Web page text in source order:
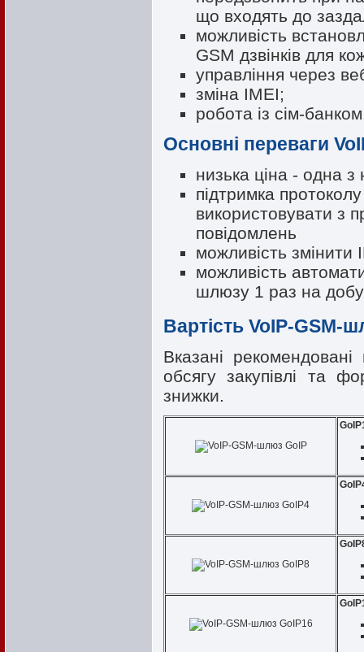
що входять до
можливість
GSM дзвінків для
управління через
зміна IMEI;
робота із сім-
Основні переваги
низька ціна - одна
підтримка
використовувати з
повідомлень
можливість змінити
можливість
шлюзу 1 раз на добу
Вартість VoIP-GSM-
Вказані
обсягу закупівлі та
знижки.